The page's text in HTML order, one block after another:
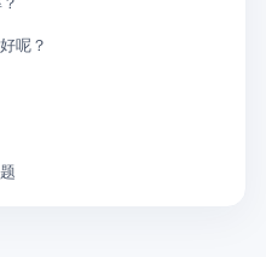
呢？